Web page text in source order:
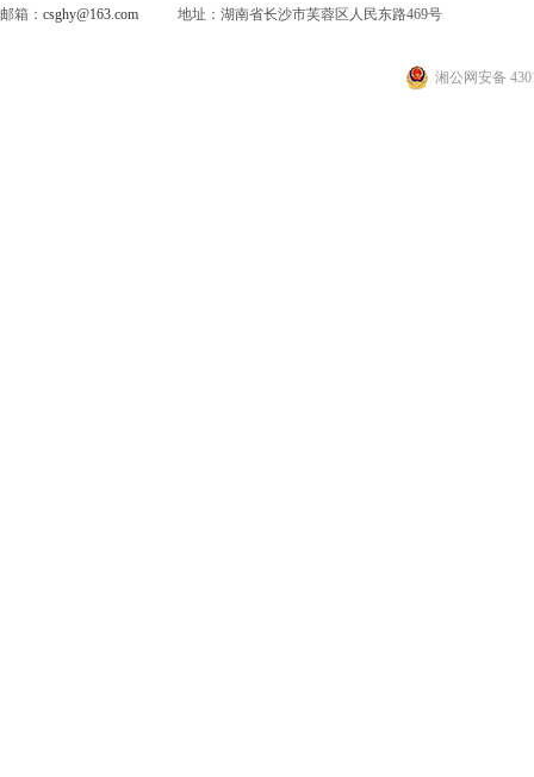
邮箱： csghy@163.com 地址：湖南省长沙市芙蓉区人民东路469号
湘公网安备